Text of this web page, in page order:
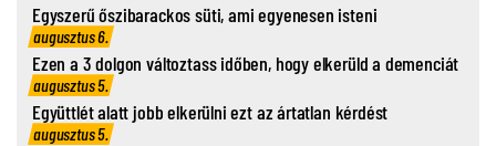
Egyszerű őszibarackos süti, ami egyenesen isteni
augusztus 6.
Ezen a 3 dolgon változtass időben, hogy elkerüld a demenciát
augusztus 5.
Együttlét alatt jobb elkerülni ezt az ártatlan kérdést
augusztus 5.